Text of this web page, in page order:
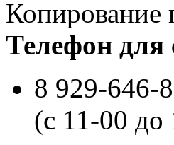
Копирование
Телефон для
8 929-646-
(с 11-00 до